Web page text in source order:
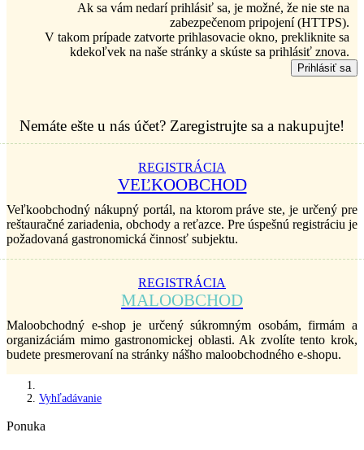
Ak sa vám nedarí prihlásiť sa, je možné, že nie ste na
zabezpečenom pripojení (HTTPS).
V takom prípade zatvorte prihlasovacie okno, prekliknite sa
kdekoľvek na naše stránky a skúste sa prihlásiť znova.
Prihlásiť sa
Nemáte ešte u nás účet? Zaregistrujte sa a nakupujte!
REGISTRÁCIA
VEĽKOOBCHOD
Veľkoobchodný nákupný portál, na ktorom práve ste, je určený pre
reštauračné zariadenia, obchody a reťazce. Pre úspešnú registráciu je
požadovaná gastronomická činnosť subjektu.
REGISTRÁCIA
MALOOBCHOD
Maloobchodný e-shop je určený súkromným osobám, firmám a
organizáciám mimo gastronomickej oblasti. Ak zvolíte tento krok,
budete presmerovaní na stránky nášho maloobchodného e-shopu.
Vyhľadávanie
Ponuka